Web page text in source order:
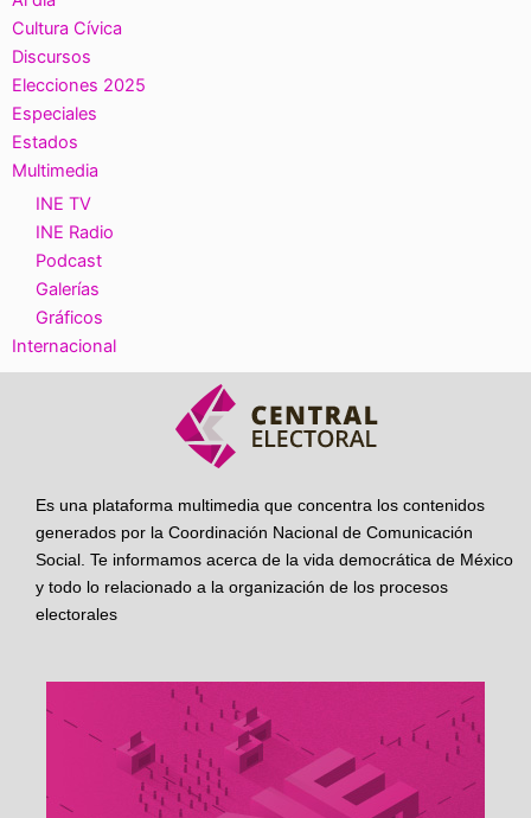
Cultura Cívica
Discursos
Elecciones 2025
Especiales
Estados
Multimedia
INE TV
INE Radio
Podcast
Galerías
Gráficos
Internacional
Es una plataforma multimedia que concentra los contenidos
generados por la Coordinación Nacional de Comunicación
Social. Te informamos acerca de la vida democrática de México
y todo lo relacionado a la organización de los procesos
electorales